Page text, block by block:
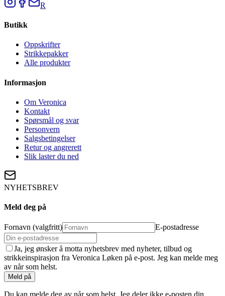
R
Butikk
Oppskrifter
Strikkepakker
Alle produkter
Informasjon
Om Veronica
Kontakt
Spørsmål og svar
Personvern
Salgsbetingelser
Retur og angrerett
Slik laster du ned
NYHETSBREV
Meld deg på
Fornavn (valgfritt) E-postadresse
Ja, jeg ønsker å motta nyhetsbrev med nyheter, tilbud og
strikkeinspirasjon fra Veronica Løken på e-post. Jeg kan melde meg
av når som helst.
Meld på